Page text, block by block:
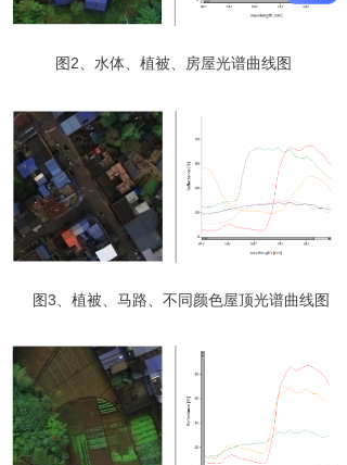
图2 、水体、植被、房屋光谱曲线图
图3 、植被、马路、不同颜色屋顶光谱曲线图